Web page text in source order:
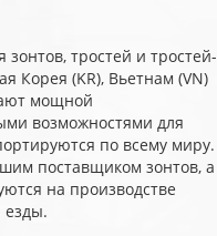
тростей и тростей-
Корея (KR), Вьетнам (VN)
мощной
возможностями для
по всему миру.
поставщиком зонтов, а
на производстве
езды.